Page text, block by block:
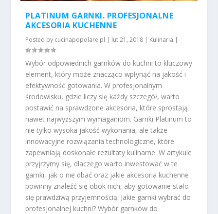
PLATINUM GARNKI. PROFESJONALNE
AKCESORIA KUCHENNE
Posted by cucinapopolare.pl | lut 21, 2018 | Kulinaria |
Wybór odpowiednich garnków do kuchni to kluczowy
element, który może znacząco wpłynąć na jakość i
efektywność gotowania. W profesjonalnym
środowisku, gdzie liczy się każdy szczegół, warto
postawić na sprawdzone akcesoria, które sprostają
nawet najwyższym wymaganiom. Garnki Platinum to
nie tylko wysoka jakość wykonania, ale także
innowacyjne rozwiązania technologiczne, które
zapewniają doskonałe rezultaty kulinarne. W artykule
przyjrzymy się, dlaczego warto inwestować w te
garnki, jak o nie dbać oraz jakie akcesoria kuchenne
powinny znaleźć się obok nich, aby gotowanie stało
się prawdziwą przyjemnością. Jakie garnki wybrać do
profesjonalnej kuchni? Wybór garnków do